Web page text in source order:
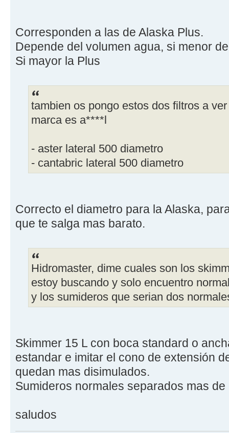
Corresponden a las de Alaska Plus.
Depende del volumen agua, si menor
Si mayor la Plus
tambien os pongo estos dos filtros a
marca es a****l
- aster lateral 500 diametro
- cantabric lateral 500 diametro
Correcto el diametro para la Alaska,
que te salga mas barato.
Hidromaster, dime cuales son los
estoy buscando y solo encuentro
y los sumideros que serian dos
Skimmer 15 L con boca standard o
estandar e imitar el cono de extensión
quedan mas disimulados.
Sumideros normales separados mas de
saludos